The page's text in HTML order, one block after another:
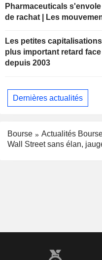
Pharmaceuticals
de rachat | Les
Les petites
plus important retard
depuis 2003
Dernières actualités
Bourse
Actualités
Wall Street sans élan,